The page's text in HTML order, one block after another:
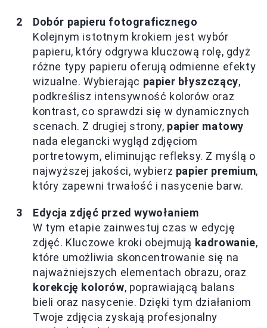
Dobór papieru fotograficznego
Kolejnym istotnym krokiem jest wybór
papieru, który odgrywa kluczową rolę, gdyż
różne typy papieru oferują odmienne efekty
wizualne. Wybierając papier błyszczący,
podkreślisz intensywność kolorów oraz
kontrast, co sprawdzi się w dynamicznych
scenach. Z drugiej strony, papier matowy
nada elegancki wygląd zdjęciom
portretowym, eliminując refleksy. Z myślą o
najwyższej jakości, wybierz papier premium,
który zapewni trwałość i nasycenie barw.
Edycja zdjęć przed wywołaniem
W tym etapie zainwestuj czas w edycję
zdjęć. Kluczowe kroki obejmują kadrowanie,
które umożliwia skoncentrowanie się na
najważniejszych elementach obrazu, oraz
korekcję kolorów, poprawiającą balans
bieli oraz nasycenie. Dzięki tym działaniom
Twoje zdjęcia zyskają profesjonalny